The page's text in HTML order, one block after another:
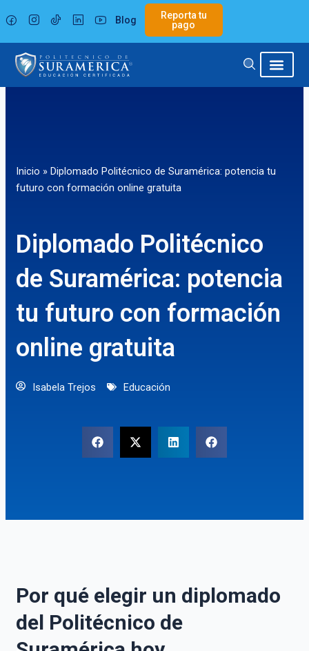
al
contenido
Blog
Reporta tu
pago
Inicio » Diplomado Politécnico de Suramérica: potencia tu
futuro con formación online gratuita
Diplomado Politécnico
de Suramérica: potencia
tu futuro con formación
online gratuita
Isabela Trejos Educación
Por qué elegir un diplomado
del Politécnico de